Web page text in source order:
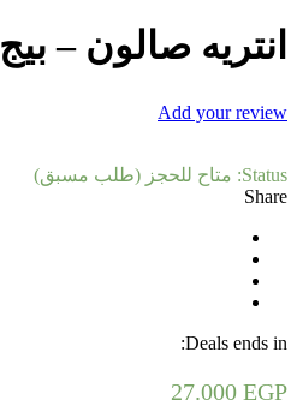
انتريه صالون – بيج
Add your review
Status: متاح للحجز (طلب مسبق)
Share
Deals ends in:
27.000 EGP